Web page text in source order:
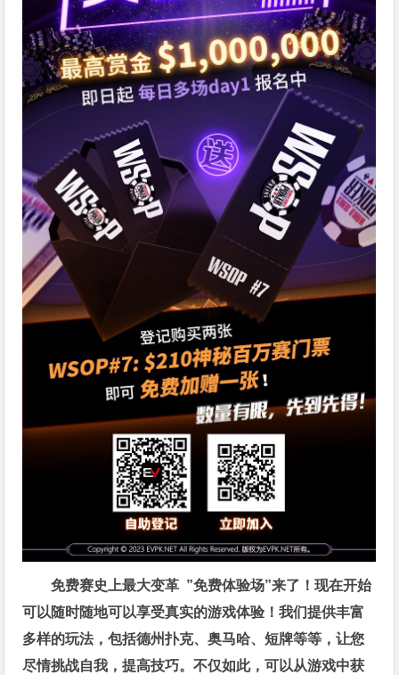
免费赛史上最大变革 ”免费体验场”来了！现在开始
可以随时随地可以享受真实的游戏体验！我们提供丰富
多样的玩法，包括德州扑克、奥马哈、短牌等等，让您
尽情挑战自我，提高技巧。不仅如此，可以从游戏中获